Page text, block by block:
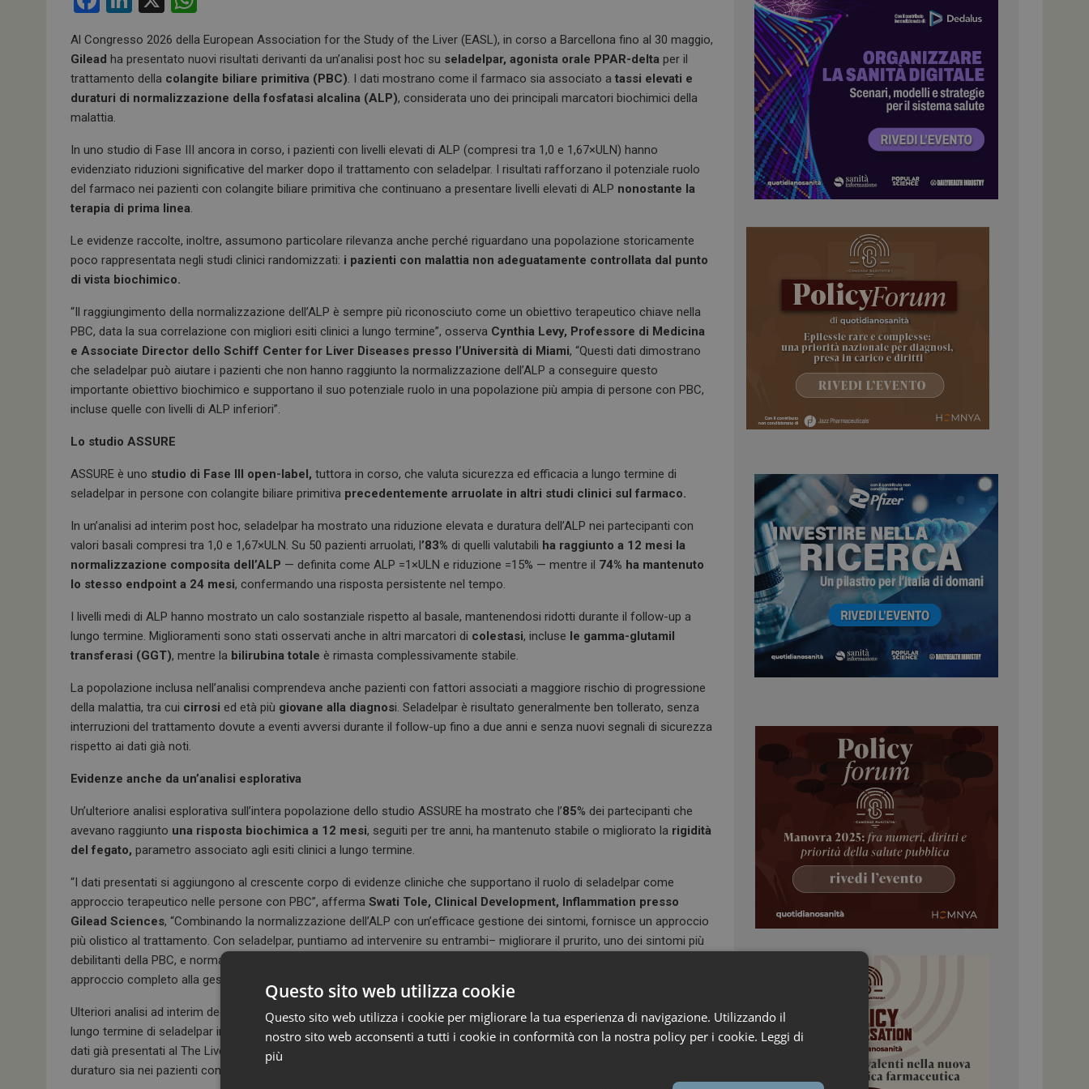
ce
b
o
o
k
ke
dI
n
at
s
A
p
Al Congresso 2026 della European Association for the Study of the Liver (EASL), in corso a Barcellona fino al 30 maggio,
Gilead ha presentato nuovi risultati derivanti da un’analisi post hoc su seladelpar, agonista orale PPAR-delta per il
trattamento della colangite biliare primitiva (PBC). I dati mostrano come il farmaco sia associato a tassi elevati e
duraturi di normalizzazione della fosfatasi alcalina (ALP), considerata uno dei principali marcatori biochimici della
malattia.
In uno studio di Fase III ancora in corso, i pazienti con livelli elevati di ALP (compresi tra 1,0 e 1,67×ULN) hanno
evidenziato riduzioni significative del marker dopo il trattamento con seladelpar. I risultati rafforzano il potenziale ruolo
del farmaco nei pazienti con colangite biliare primitiva che continuano a presentare livelli elevati di ALP nonostante la
terapia di prima linea.
Le evidenze raccolte, inoltre, assumono particolare rilevanza anche perché riguardano una popolazione storicamente
poco rappresentata negli studi clinici randomizzati: i pazienti con malattia non adeguatamente controllata dal punto
di vista biochimico.
“Il raggiungimento della normalizzazione dell’ALP è sempre più riconosciuto come un obiettivo terapeutico chiave nella
PBC, data la sua correlazione con migliori esiti clinici a lungo termine”, osserva Cynthia Levy, Professore di Medicina
e Associate Director dello Schiff Center for Liver Diseases presso l’Università di Miami, “Questi dati dimostrano
che seladelpar può aiutare i pazienti che non hanno raggiunto la normalizzazione dell’ALP a conseguire questo
importante obiettivo biochimico e supportano il suo potenziale ruolo in una popolazione più ampia di persone con PBC,
incluse quelle con livelli di ALP inferiori”.
Lo studio ASSURE
ASSURE è uno studio di Fase III open-label, tuttora in corso, che valuta sicurezza ed efficacia a lungo termine di
seladelpar in persone con colangite biliare primitiva precedentemente arruolate in altri studi clinici sul farmaco.
In un’analisi ad interim post hoc, seladelpar ha mostrato una riduzione elevata e duratura dell’ALP nei partecipanti con
valori basali compresi tra 1,0 e 1,67×ULN. Su 50 pazienti arruolati, l’83% di quelli valutabili ha raggiunto a 12 mesi la
normalizzazione composita dell’ALP — definita come ALP =1×ULN e riduzione =15% — mentre il 74% ha mantenuto
lo stesso endpoint a 24 mesi, confermando una risposta persistente nel tempo.
I livelli medi di ALP hanno mostrato un calo sostanziale rispetto al basale, mantenendosi ridotti durante il follow-up a
lungo termine. Miglioramenti sono stati osservati anche in altri marcatori di colestasi, incluse le gamma-glutamil
transferasi (GGT), mentre la bilirubina totale è rimasta complessivamente stabile.
La popolazione inclusa nell’analisi comprendeva anche pazienti con fattori associati a maggiore rischio di progressione
della malattia, tra cui cirrosi ed età più giovane alla diagnosi. Seladelpar è risultato generalmente ben tollerato, senza
interruzioni del trattamento dovute a eventi avversi durante il follow-up fino a due anni e senza nuovi segnali di sicurezza
rispetto ai dati già noti.
Evidenze anche da un’analisi esplorativa
Un’ulteriore analisi esplorativa sull’intera popolazione dello studio ASSURE ha mostrato che l’85% dei partecipanti che
avevano raggiunto una risposta biochimica a 12 mesi, seguiti per tre anni, ha mantenuto stabile o migliorato la rigidità
del fegato, parametro associato agli esiti clinici a lungo termine.
“I dati presentati si aggiungono al crescente corpo di evidenze cliniche che supportano il ruolo di seladelpar come
approccio terapeutico nelle persone con PBC”, afferma Swati Tole, Clinical Development, Inflammation presso
Gilead Sciences, “Combinando la normalizzazione dell’ALP con un’efficace gestione dei sintomi, fornisce un approccio
più olistico al trattamento. Con seladelpar, puntiamo ad intervenire su entrambi– migliorare il prurito, uno dei sintomi più
debilitanti della PBC, e normalizzare l’ALP, un marcatore chiave del rischio di progressione della malattia – favorendo un
approccio completo alla gestione della malattia”.
Ulteriori analisi ad interim degli studi ASSURE e RESPONSEcontinuano a supportare il profilo di efficacia e sicurezza a
lungo termine di seladelpar in un’ampia popolazione di pazienti con colangite biliare primitiva. I risultati si aggiungono ai
dati già presentati al The Liver Meeting 2025 e rafforzano il potenziale del farmaco nel favorire un beneficio clinico
duraturo sia nei pazienti con colangite biliare primitiva, sia nelle popolazioni considerate ad alto rischio.
Questo sito web utilizza cookie
Questo sito web utilizza i cookie per migliorare la tua esperienza di navigazione. Utilizzando il
nostro sito web acconsenti a tutti i cookie in conformità con la nostra policy per i cookie. Leggi di
più